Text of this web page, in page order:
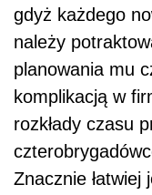
gdyż każdego
należy
planowania mu
komplikacją w
rozkłady czasu
Znacznie łatwiej